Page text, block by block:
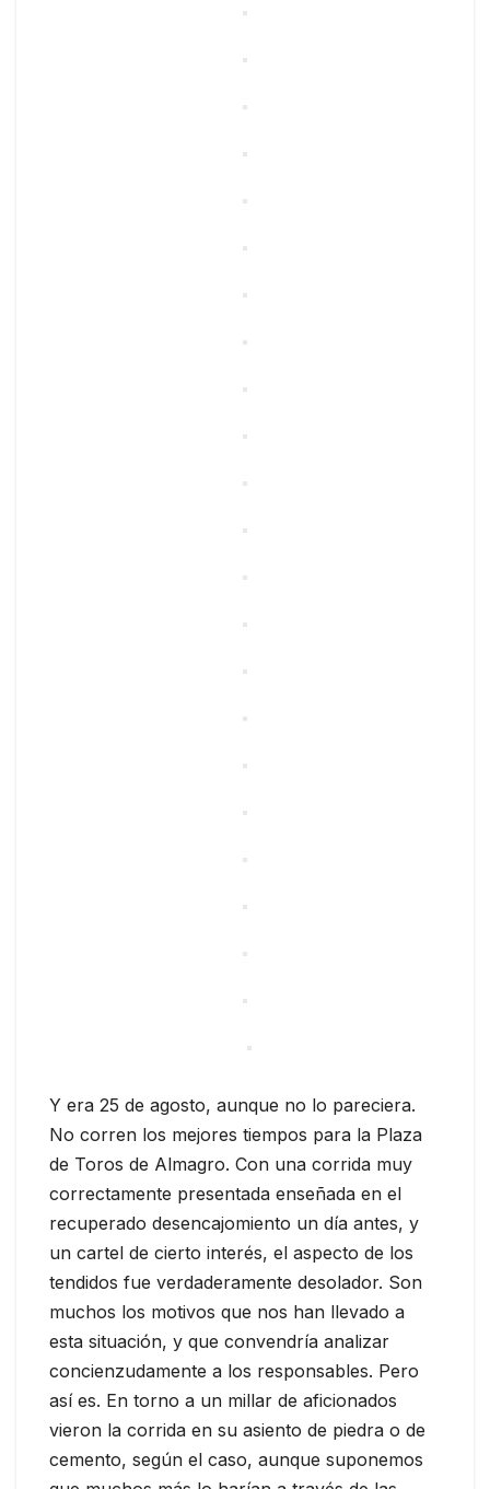
Y era 25 de agosto, aunque no lo pareciera.
No corren los mejores tiempos para la Plaza
de Toros de Almagro. Con una corrida muy
correctamente presentada enseñada en el
recuperado desencajomiento un día antes, y
un cartel de cierto interés, el aspecto de los
tendidos fue verdaderamente desolador. Son
muchos los motivos que nos han llevado a
esta situación, y que convendría analizar
concienzudamente a los responsables. Pero
así es. En torno a un millar de aficionados
vieron la corrida en su asiento de piedra o de
cemento, según el caso, aunque suponemos